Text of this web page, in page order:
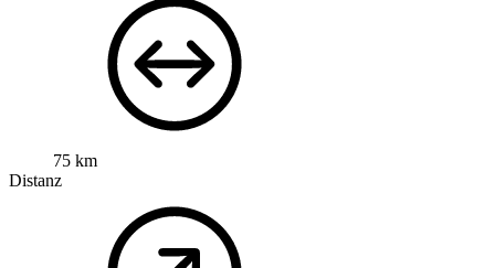
75 km
Distanz